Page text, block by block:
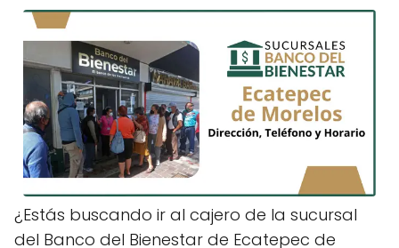
¿Estás buscando ir al cajero de la sucursal
del Banco del Bienestar de Ecatepec de